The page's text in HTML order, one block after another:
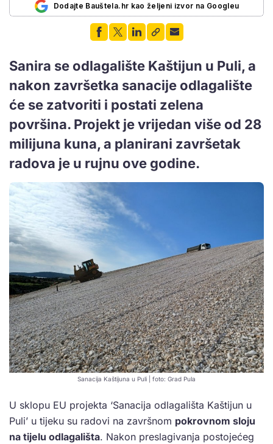
Dodajte Bauštela.hr kao željeni izvor na Googleu
Sanira se odlagalište Kaštijun u Puli, a
nakon završetka sanacije odlagalište
će se zatvoriti i postati zelena
površina. Projekt je vrijedan više od 28
milijuna kuna, a planirani završetak
radova je u rujnu ove godine.
Sanacija Kaštijuna u Puli | foto: Grad Pula
U sklopu EU projekta ‘Sanacija odlagališta Kaštijun u
Puli’ u tijeku su radovi na završnom pokrovnom sloju
na tijelu odlagališta. Nakon preslagivanja postojećeg